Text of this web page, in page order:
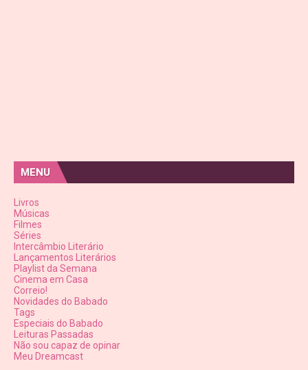
MENU
Livros
Músicas
Filmes
Séries
Intercâmbio Literário
Lançamentos Literários
Playlist da Semana
Cinema em Casa
Correio!
Novidades do Babado
Tags
Especiais do Babado
Leituras Passadas
Não sou capaz de opinar
Meu Dreamcast